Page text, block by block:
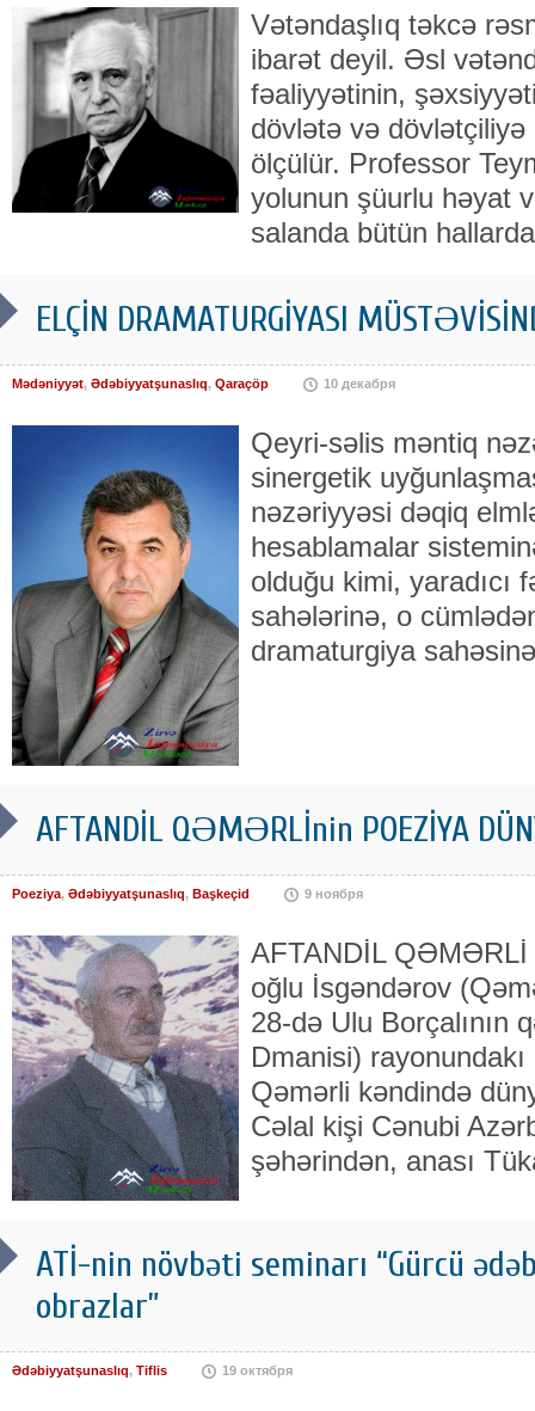
Vətəndaşlıq təkcə
ibarət deyil. Əsl
fəaliyyətinin,
dövlətə və
ölçülür. Professor
yolunun şüurlu həyat
salanda bütün
ELÇİN DRAMATURGİYASI
Mədəniyyət, Ədəbiyyatşunaslıq, Qaraçöp 10 декабря
Qeyri-səlis məntiq
sinergetik
nəzəriyyəsi dəqiq
hesablamalar
olduğu kimi, yaradıcı
sahələrinə, o
dramaturgiya
AFTANDİL QƏMƏRLİnin POEZİYA
Poeziya, Ədəbiyyatşunaslıq, Başkeçid 9 ноября
AFTANDİL QƏMƏRLİ
oğlu İsgəndərov
28-də Ulu Borçalının
Dmanisi)
Qəmərli kəndində
Cəlal kişi Cənubi
şəhərindən, anası
ATİ-nin növbəti seminarı “Gürcü
obrazlar”
Ədəbiyyatşunaslıq, Tiflis 19 октября